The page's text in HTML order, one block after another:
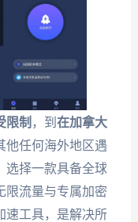
限制 ，到 在加拿大
他任何海外地区遇
选择一款具备全球
限流量与专属加密
速工具，是解决所